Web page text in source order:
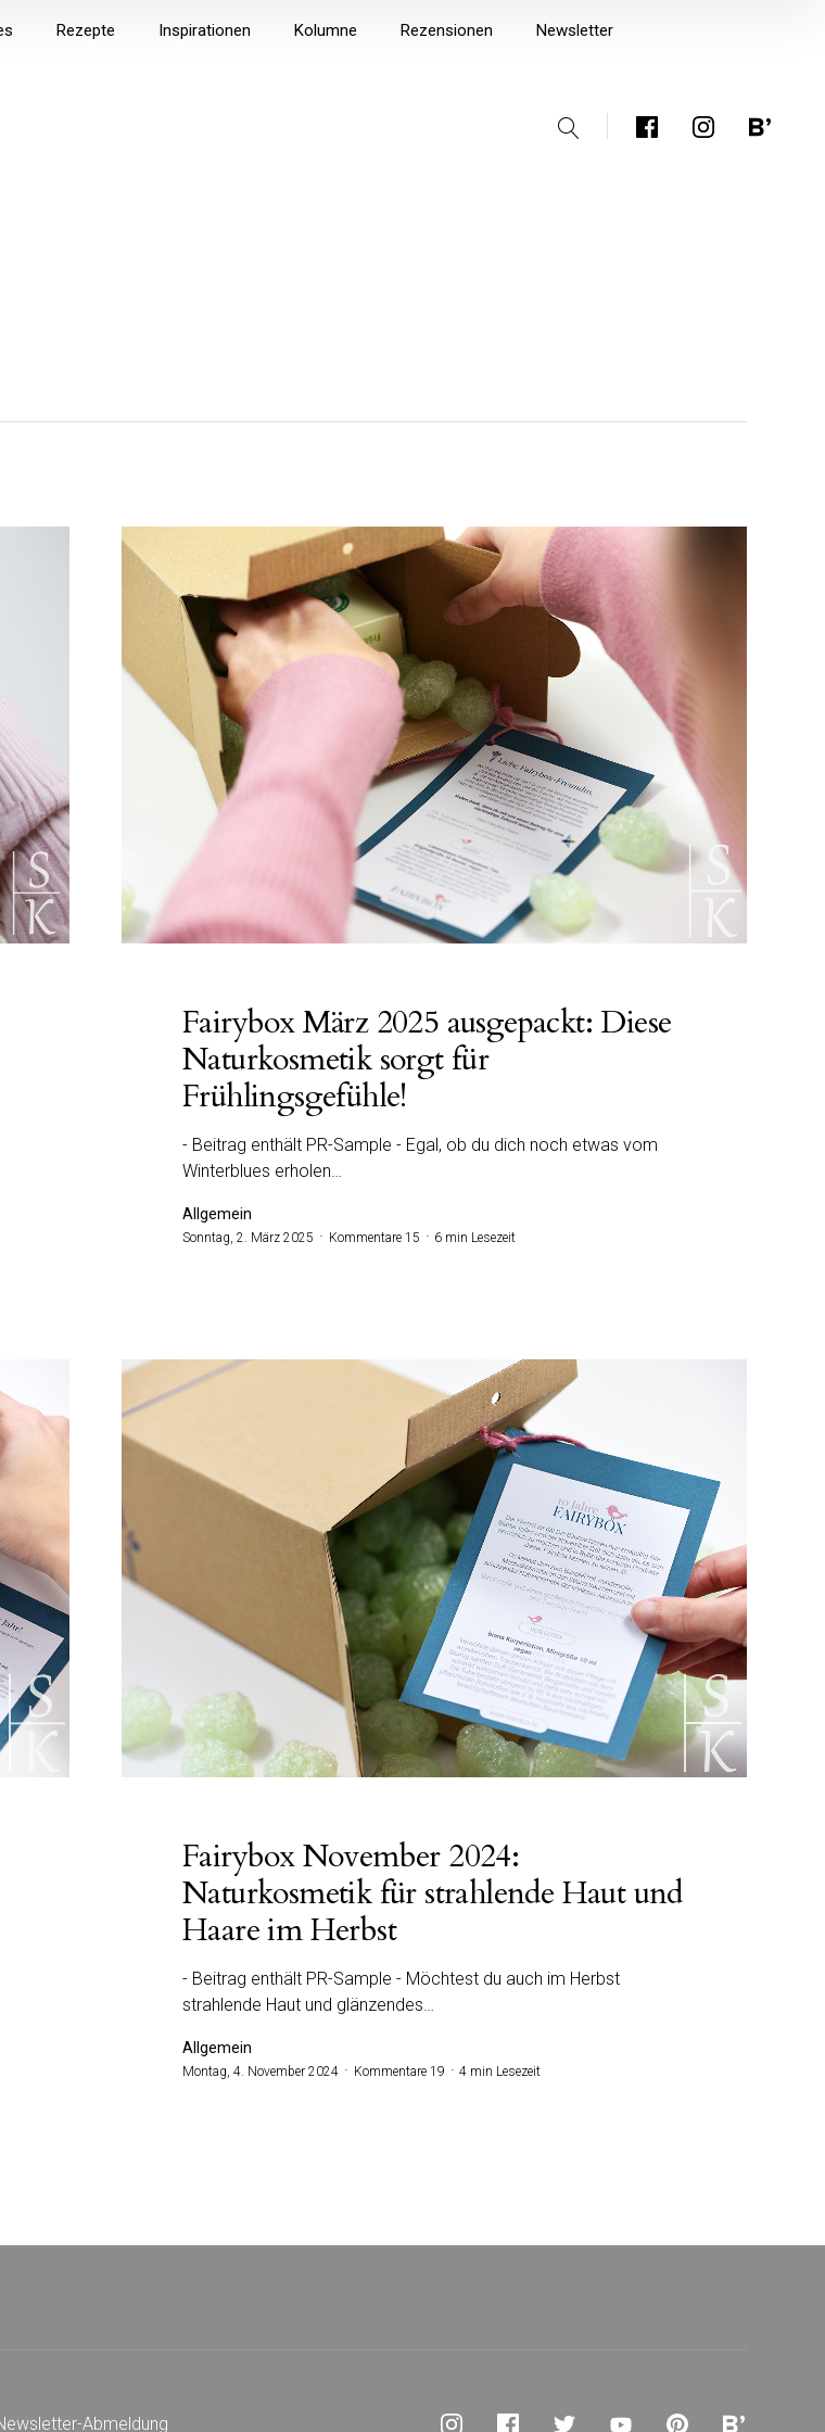
Rezepte Inspirationen Kolumne Rezensionen Newsletter
FacebookInstagramBloglovin
Fairybox März 2025 ausgepackt: Diese
Naturkosmetik sorgt für
Frühlingsgefühle!
- Beitrag enthält PR-Sample - Egal, ob du dich noch etwas vom
Winterblues erholen…
Allgemein
Sonntag, 2. März 2025 Kommentare 15 6 min Lesezeit
Fairybox November 2024:
Naturkosmetik für strahlende Haut und
Haare im Herbst
- Beitrag enthält PR-Sample - Möchtest du auch im Herbst
strahlende Haut und glänzendes…
Allgemein
Montag, 4. November 2024 Kommentare 19 4 min Lesezeit
Abmeldung InstagramFacebookTwitter YouTubePinterestBloglovin